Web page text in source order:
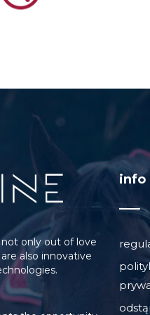
only out of love
also innovative
info